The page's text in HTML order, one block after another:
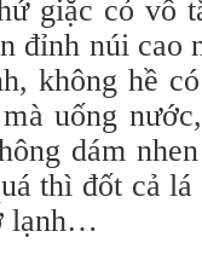
giặc cỏ vô
đỉnh núi cao
không hề
uống
dám
thì đốt cả
lạnh…